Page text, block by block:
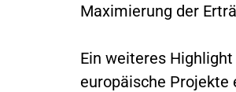
Maximierung der
Ein weiteres
europäische Projekte